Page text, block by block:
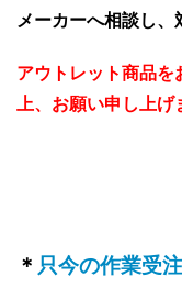
メーカーへ相談し、
アウトレット商品を
上、お願い申し上げ
＊ 只今の作業受